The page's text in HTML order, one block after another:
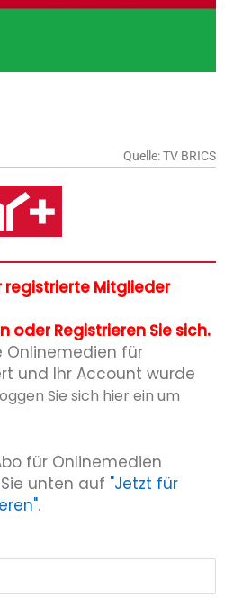
Quelle: TV BRICS
registrierte Mitglieder
oder Registrieren Sie sich.
Onlinemedien für
und Ihr Account wurde
Sie sich hier ein um
für Onlinemedien
unten auf "Jetzt für
.